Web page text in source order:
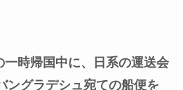
一時帰国中に、日系の運送会
ングラデシュ宛ての船便を